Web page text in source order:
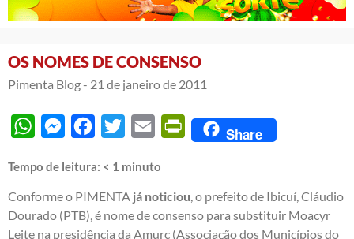
OS NOMES DE CONSENSO
Pimenta Blog - 21 de janeiro de 2011
WhatsAppMessengerFacebook
Twitter Email PrintFriendly
Share
Tempo de leitura: < 1 minuto
Conforme o PIMENTA já noticiou, o prefeito de Ibicuí, Cláudio
Dourado (PTB), é nome de consenso para substituir Moacyr
Leite na presidência da Amurc (Associação dos Municípios do